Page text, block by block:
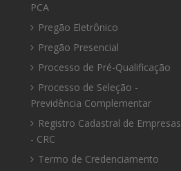
PCA
Pregão Eletrônico
Pregão Presencial
Processo de Pré-Qualificação
Processo de Seleção -
Previdência Complementar
Registro Cadastral de Empresas
- CRC
Termo de Credenciamento